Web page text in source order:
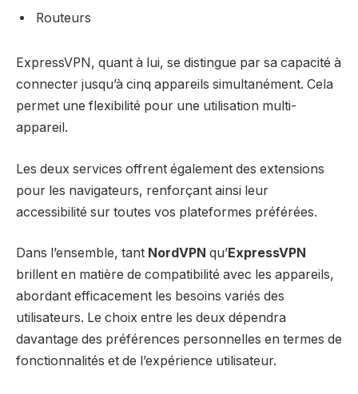
Routeurs
ExpressVPN, quant à lui, se distingue par sa capacité à
connecter jusqu’à cinq appareils simultanément. Cela
permet une flexibilité pour une utilisation multi-
appareil.
Les deux services offrent également des extensions
pour les navigateurs, renforçant ainsi leur
accessibilité sur toutes vos plateformes préférées.
Dans l’ensemble, tant NordVPN qu’ExpressVPN
brillent en matière de compatibilité avec les appareils,
abordant efficacement les besoins variés des
utilisateurs. Le choix entre les deux dépendra
davantage des préférences personnelles en termes de
fonctionnalités et de l’expérience utilisateur.